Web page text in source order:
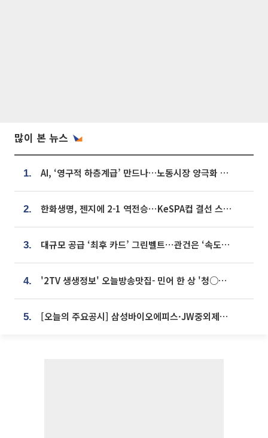
많이 본 뉴스
1. AI, ‘영구적 하층계급’ 만드나…노동시장 양극화 경고
2. 한화생명, 젠지에 2-1 역전승⋯KeSPA컵 결선 스테이지 2 직행
3. 대규모 공급 ‘최후 카드’ 그린벨트⋯관건은 ‘속도’ [주택공급 승부수의 조건]
4. '2TV 생생정보' 오늘방송맛집- 민어 한 상 '청○○○' vs 전복 한 상 '명○'
5. [오늘의 주요공시] 삼성바이오에피스·JW중외제약·한미반도체·SK바이오사이언스 등